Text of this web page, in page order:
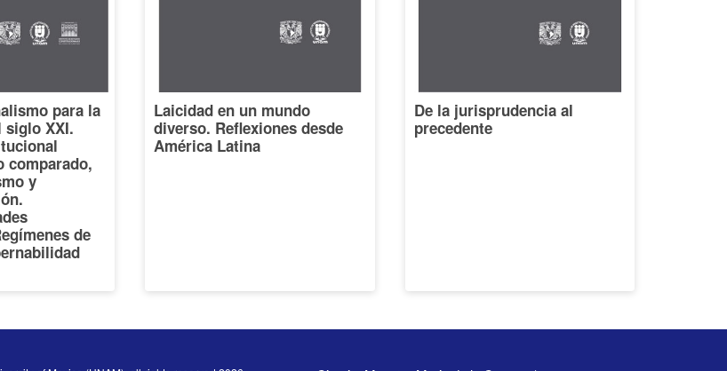
para la
siglo XXI.
comparado,
y
de
Laicidad en un mundo
diverso. Reflexiones desde
América Latina
De la jurisprudencia al
precedente